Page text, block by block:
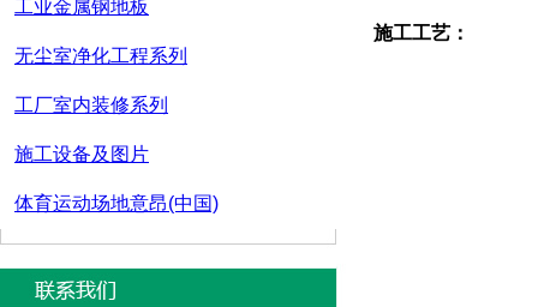
工业金属钢地板
无尘室净化工程系列
工厂室内装修系列
施工设备及图片
体育运动场地意昂(中国)
施工工艺：